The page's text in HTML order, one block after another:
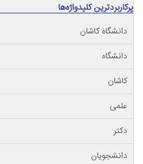
پرکاربردترین کلیدواژه‌ها
دانشگاه کاشان
دانشگاه
کاشان
علمی
دکتر
دانشجویان